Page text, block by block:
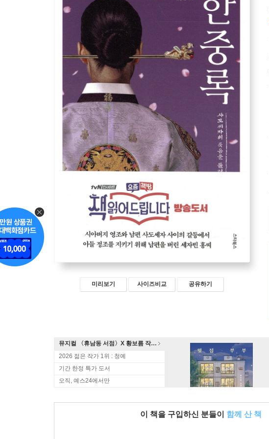
미리보기 사이즈비교 공유하기
뮤지컬 〈휴남동 서점〉X 황보름 작가 북토크
2026 젊은 작가 1위 : 청예
기간 한정 특가 도서
오직, 예스24에서만
이 책을 구입하신 분들이 함께 산 책